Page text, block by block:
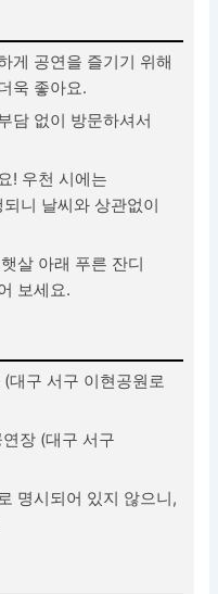
게 공연을 즐기기 위해
욱 좋아요.
담 없이 방문하셔서
! 우천 시에는
니 날씨와 상관없이
살 아래 푸른 잔디
보세요.
대구 서구 이현공원로
장 (대구 서구
명시되어 있지 않으니,